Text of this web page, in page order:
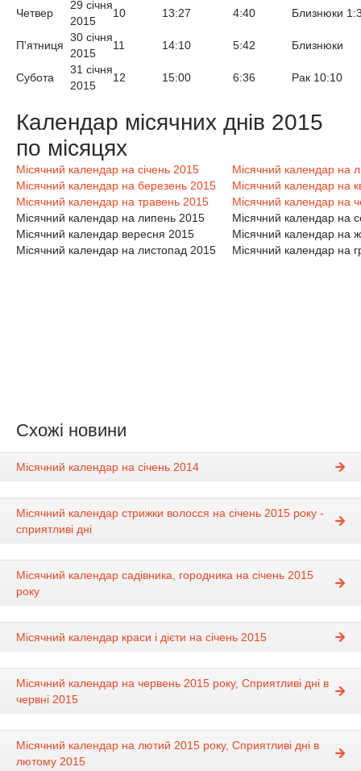
Четвер
29 січня
2015
10 13:27 4:40 Близнюки
П'ятниця
30 січня
2015
11 14:10 5:42 Близнюки
Субота
31 січня
2015
12 15:00 6:36 Рак 10:10
Календар місячних днів 2015
по місяцях
Місячний календар на січень 2015
Місячний календар на
Місячний календар на березень 2015
Місячний календар на
Місячний календар на травень 2015
Місячний календар на
Місячний календар на липень 2015
Місячний календар на
Місячний календар вересня 2015
Місячний календар на
Місячний календар на листопад 2015
Місячний календар на
Схожі новини
Місячний календар на січень 2014
Місячний календар стрижки волосся на січень 2015 року -
сприятливі дні
Місячний календар садівника, городника на січень 2015
року
Місячний календар краси і дієти на січень 2015
Місячний календар на червень 2015 року, Сприятливі дні в
червні 2015
Місячний календар на лютий 2015 року, Сприятливі дні в
лютому 2015